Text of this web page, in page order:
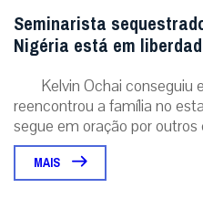
Seminarista
Nigéria está em
Kelvin Ochai conseguiu
reencontrou a família no
segue em oração por outros
MAIS